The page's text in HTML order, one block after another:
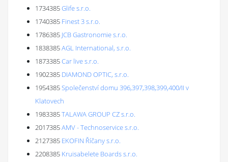
1734385Glife s.r.o.
1740385 Finest 3 s.r.o.
1786385 JCB Gastronomie s.r.o.
1838385AGL International, s.r.o.
1873385Car live s.r.o.
1902385 DIAMOND OPTIC, s.r.o.
1954385Společenství domu 396,397,398,399,400/II v
Klatovech
1983385TALAWA GROUP CZ s.r.o.
2017385AMV - Technoservice s.r.o.
2127385 EKOFIN Říčany s.r.o.
2208385 Kruisabelete Boards s.r.o.